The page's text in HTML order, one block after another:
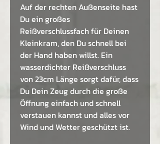
Auf der rechten Außenseite hast
Du ein großes
Reißverschlussfach für Deinen
Kleinkram, den Du schnell bei
der Hand haben willst. Ein
wasserdichter Reißverschluss
von 23cm Länge sorgt dafür, dass
Du Dein Zeug durch die große
Öffnung einfach und schnell
verstauen kannst und alles vor
Wind und Wetter geschützt ist.